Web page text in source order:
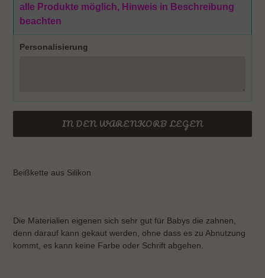
alle Produkte möglich, Hinweis in Beschreibung
beachten
Personalisierung
IN DEN WARENKORB LEGEN
Beißkette aus Silikon
Die Materialien eigenen sich sehr gut für Babys die zahnen,
denn darauf kann gekaut werden, ohne dass es zu Abnutzung
kommt, es kann keine Farbe oder Schrift abgehen.